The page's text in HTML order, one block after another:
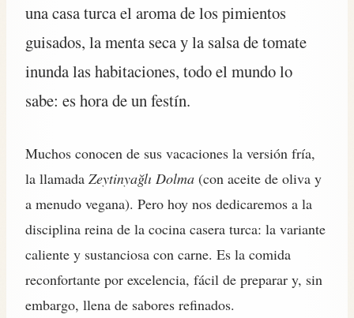
una casa turca el aroma de los pimientos
guisados, la menta seca y la salsa de tomate
inunda las habitaciones, todo el mundo lo
sabe: es hora de un festín.
Muchos conocen de sus vacaciones la versión fría,
la llamada Zeytinyağlı Dolma (con aceite de oliva y
a menudo vegana). Pero hoy nos dedicaremos a la
disciplina reina de la cocina casera turca: la variante
caliente y sustanciosa con carne. Es la comida
reconfortante por excelencia, fácil de preparar y, sin
embargo, llena de sabores refinados.